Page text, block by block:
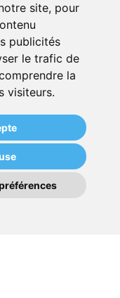
site, pour
publicités
le trafic de
la
visiteurs.
la pharmacie
chez vous
dans un Point Relais